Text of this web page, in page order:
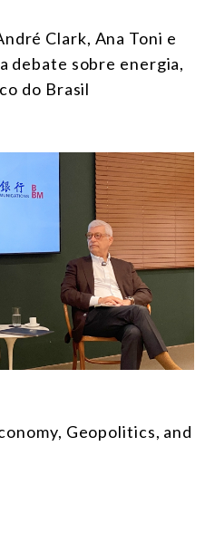
Clark, Ana Toni e
debate sobre energia,
do Brasil
Geopolitics, and